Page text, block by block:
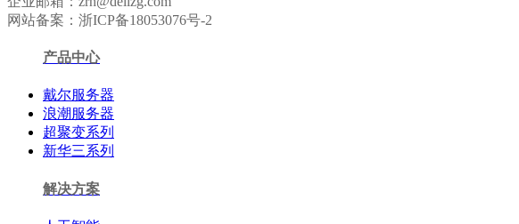
网站备案：浙ICP备18053076号-2
产品中心
戴尔服务器
浪潮服务器
超聚变系列
新华三系列
解决方案